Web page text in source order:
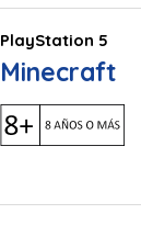
PlayStation 5
Minecraft